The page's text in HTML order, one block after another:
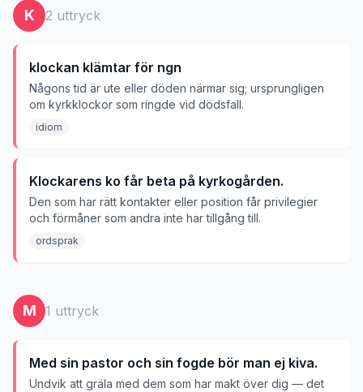
K 2 uttryck
klockan klämtar för ngn
Någons tid är ute eller döden närmar sig; ursprungligen
om kyrkklockor som ringde vid dödsfall.
idiom
Klockarens ko får beta på kyrkogården.
Den som har rätt kontakter eller position får privilegier
och förmåner som andra inte har tillgång till.
ordsprak
M 1 uttryck
Med sin pastor och sin fogde bör man ej kiva.
Undvik att gräla med dem som har makt över dig — det